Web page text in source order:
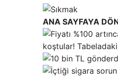
ANA SAYFAYA
koştular!